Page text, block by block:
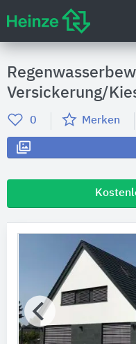
Versickerung/
0 Merken